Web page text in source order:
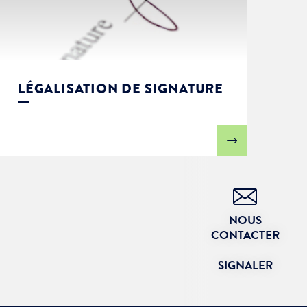
LÉGALISATION DE SIGNATURE
NOUS
CONTACTER
–
SIGNALER